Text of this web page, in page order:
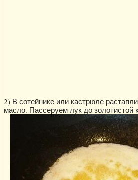
2) В сотейнике или кастрюле
масло. Пассеруем лук до золотистой